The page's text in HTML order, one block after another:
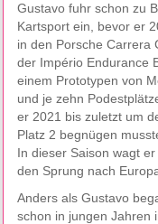
Gustavo fuhr schon zu
Kartsport ein, bevor er
in den Porsche Carrera
der Império Endurance
einem Prototypen von
und je zehn
er 2021 bis zuletzt um
Platz 2 begnügen
In dieser Saison wagt
den Sprung nach
Anders als Gustavo
schon in jungen Jahren